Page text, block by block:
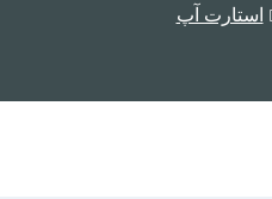
استارت آپ